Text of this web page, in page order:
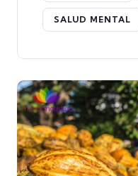
SALUD MENTAL